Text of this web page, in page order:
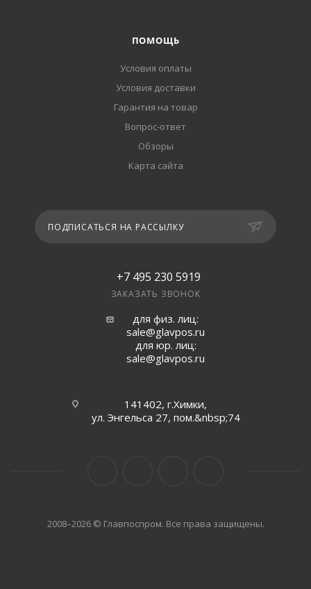
ПОМОЩЬ
Условия оплаты
Условия доставки
Гарантия на товар
Вопрос-ответ
Обзоры
Карта сайта
ПОДПИСАТЬСЯ НА РАССЫЛКУ
+7 495 230 5919
ЗАКАЗАТЬ ЗВОНОК
для физ. лиц:
sale@glavpos.ru
для юр. лиц:
sale@glavpos.ru
141402, г.Химки,
ул. Энгельса 27, пом.&nbsp;74
2008–2026 © Главпоспром. Все права защищены.